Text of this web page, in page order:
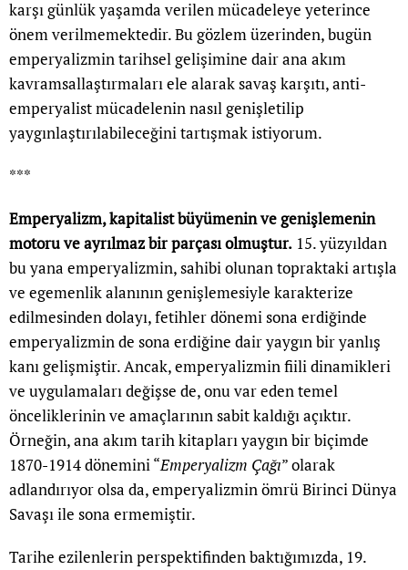
karşı günlük yaşamda verilen mücadeleye yeterince
önem verilmemektedir. Bu gözlem üzerinden, bugün
emperyalizmin tarihsel gelişimine dair ana akım
kavramsallaştırmaları ele alarak savaş karşıtı, anti-
emperyalist mücadelenin nasıl genişletilip
yaygınlaştırılabileceğini tartışmak istiyorum.
***
Emperyalizm, kapitalist büyümenin ve genişlemenin
motoru ve ayrılmaz bir parçası olmuştur. 15. yüzyıldan
bu yana emperyalizmin, sahibi olunan topraktaki artışla
ve egemenlik alanının genişlemesiyle karakterize
edilmesinden dolayı, fetihler dönemi sona erdiğinde
emperyalizmin de sona erdiğine dair yaygın bir yanlış
kanı gelişmiştir. Ancak, emperyalizmin fiili dinamikleri
ve uygulamaları değişse de, onu var eden temel
önceliklerinin ve amaçlarının sabit kaldığı açıktır.
Örneğin, ana akım tarih kitapları yaygın bir biçimde
1870-1914 dönemini “Emperyalizm Çağı” olarak
adlandırıyor olsa da, emperyalizmin ömrü Birinci Dünya
Savaşı ile sona ermemiştir.
Tarihe ezilenlerin perspektifinden baktığımızda, 19.